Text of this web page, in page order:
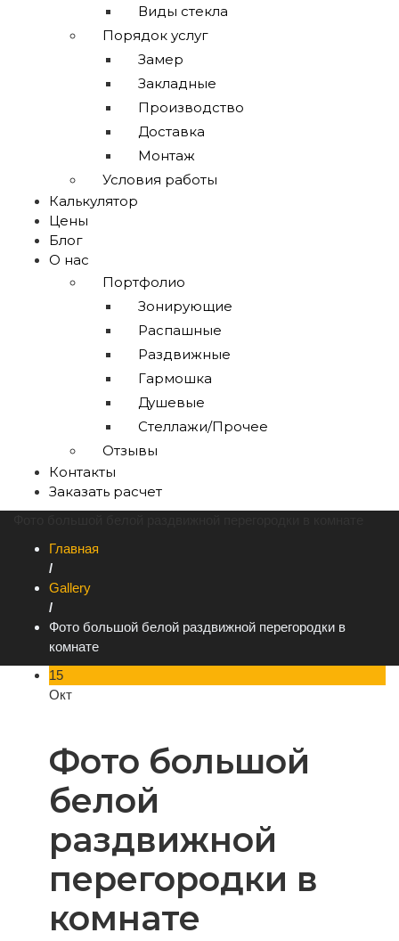
Виды стекла
Порядок услуг
Замер
Закладные
Производство
Доставка
Монтаж
Условия работы
Калькулятор
Цены
Блог
О нас
Портфолио
Зонирующие
Распашные
Раздвижные
Гармошка
Душевые
Стеллажи/Прочее
Отзывы
Контакты
Заказать расчет
Главная
/
Gallery
/
Фото большой белой раздвижной перегородки в
комнате
15
Окт
Фото большой
белой
раздвижной
перегородки в
комнате